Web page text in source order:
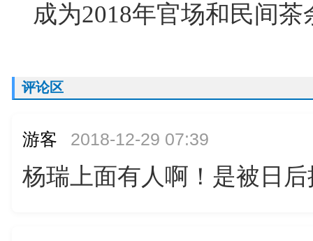
成为2018年官场和民间
评论区
游客 2018-12-29 07:39
杨瑞上面有人啊！是被日